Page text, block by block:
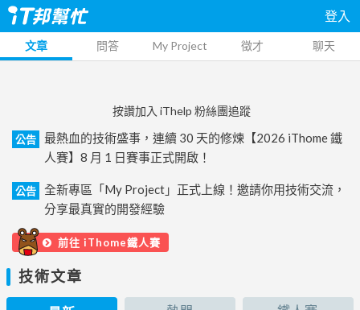
登入
文章 問答 My Project 徵才 聊天
按讚加入 iThelp 粉絲團追蹤
公告
最熱血的技術盛事，連續 30 天的修煉【2026 iThome 鐵
人賽】8 月 1 日賽事正式開啟！
公告
全新專區「My Project」正式上線！邀請你用技術交流，
分享最真實的開發經驗
前往 iThome鐵人賽
技術文章